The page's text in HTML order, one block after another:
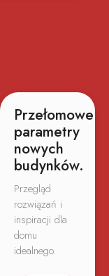
Przełomowe
parametry
nowych
budynków.
Przegląd
rozwiązań i
inspiracji dla
domu
idealnego.